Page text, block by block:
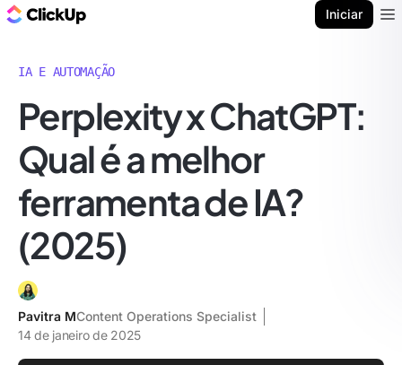
Iniciar
IA E AUTOMAÇÃO
Perplexity x ChatGPT:
Qual é a melhor
ferramenta de IA?
(2025)
Pavitra MContent Operations Specialist
14 de janeiro de 2025